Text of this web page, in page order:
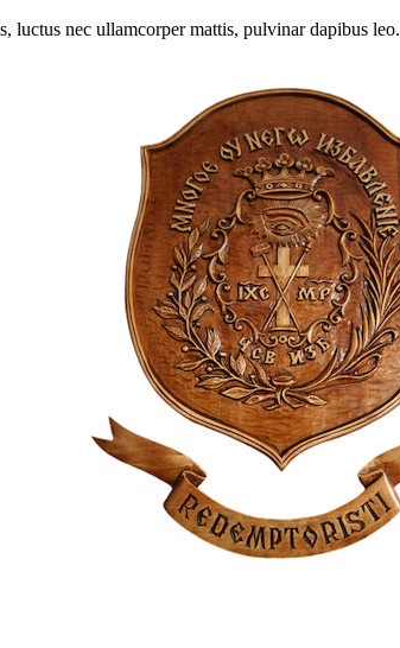
luctus nec ullamcorper mattis, pulvinar dapibus leo.